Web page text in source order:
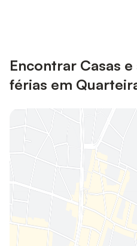
Encontrar Casas
férias em